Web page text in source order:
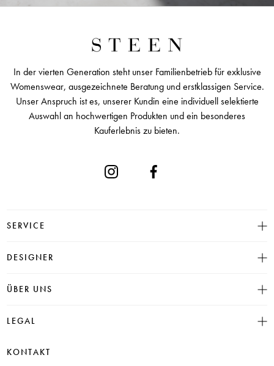
In der vierten Generation steht unser Familienbetrieb für exklusive
Womenswear, ausgezeichnete Beratung und erstklassigen Service.
Unser Anspruch ist es, unserer Kundin eine individuell selektierte
Auswahl an hochwertigen Produkten und ein besonderes
Kauferlebnis zu bieten.
SERVICE
Größentabelle
Häufige Fragen
Rücksendung
DESIGNER
INSIEME
JUVIA
ÜBER UNS
Historie
LEGAL
Impressum
KONTAKT